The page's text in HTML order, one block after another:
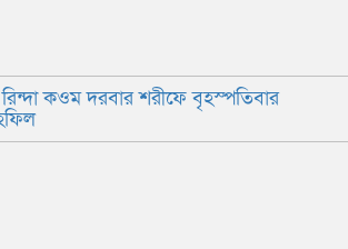
রিন্দা কওম দরবার শরীফে বৃহস্পতিবার